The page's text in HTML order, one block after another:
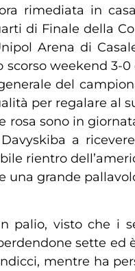
rimediata in
di Finale della
Arena di
weekend 3-
del
per regalare al
rosa sono in
a
rientro
una grande
palio, visto che i
sette ed
mentre ha